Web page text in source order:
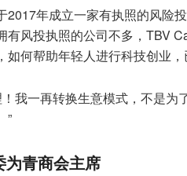
2017年成立一家有执照的风险
有风投执照的公司不多，TBV
何帮助年轻人进行科技创业，
我一再转换生意模式，不是
”
为青商会主席